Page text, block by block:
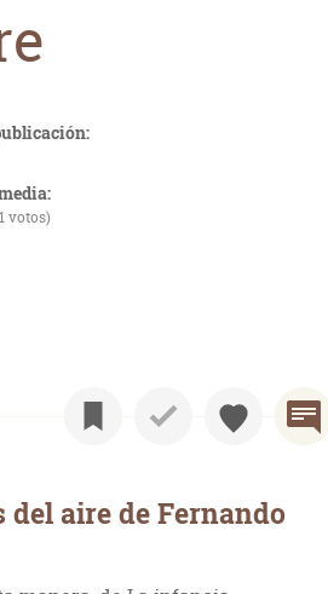
votos)
aire de Fernando